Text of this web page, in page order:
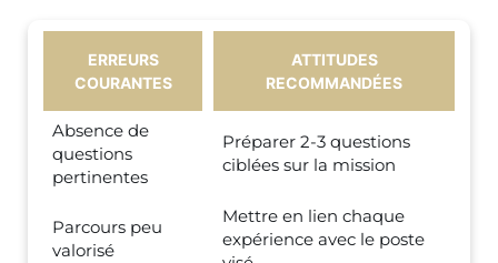
ERREURS
COURANTES
ATTITUDES
RECOMMANDÉES
Absence de
questions
pertinentes
Préparer 2-3 questions
ciblées sur la mission
Parcours peu
valorisé
Mettre en lien chaque
expérience avec le poste